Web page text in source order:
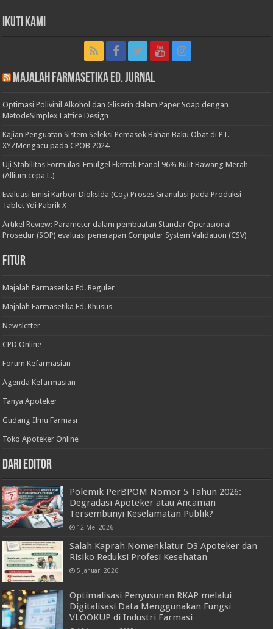
Ikuti Kami
Majalah Farmasetika Ed. Jurnal
Optimasi Polivinil Alkohol dan Gliserin dalam Paper Soap dengan
MetodeSimplex Lattice Design
Kajian Penguatan Sistem Seleksi Pemasok Bahan Baku Obat di PT.
XYZMengacu pada CPOB 2024
Uji Stabilitas Formulasi Emulgel Ekstrak Etanol 96% Kulit Bawang Merah
(Allium cepa L.)
Evaluasi Emisi Karbon Dioksida (Co₂) Proses Granulasi pada Produksi
Tablet Ydi Pabrik X
Artikel Review: Parameter dalam pembuatan Standar Operasional
Prosedur (SOP) evaluasi penerapan Computer System Validation (CSV)
Fitur
Majalah Farmasetika Ed. Reguler
Majalah Farmasetika Ed. Khusus
Newsletter
CPD Online
Forum Kefarmasian
Agenda Kefarmasian
Tanya Apoteker
Gudang Ilmu Farmasi
Toko Apoteker Online
Dari Editor
Polemik PerBPOM Nomor 5 Tahun 2026:
Degradasi Apoteker atau Ancaman
Tersembunyi Keselamatan Publik?
12 Mei 2026
Salah Kaprah Nomenklatur D3 Apoteker dan
Risiko Reduksi Profesi Kesehatan
5 Januari 2026
Optimalisasi Penyusunan RKAP melalui
Digitalisasi Data Menggunakan Fungsi
VLOOKUP di Industri Farmasi